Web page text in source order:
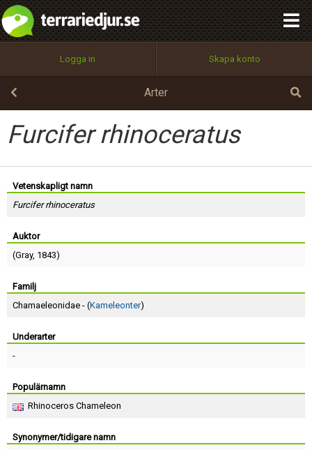
Logga in Skapa konto
Arter
Furcifer rhinoceratus
Vetenskapligt namn
Furcifer rhinoceratus
Auktor
(Gray, 1843)
Familj
Chamaeleonidae - (Kameleonter)
Underarter
-
Populärnamn
Rhinoceros Chameleon
Synonymer/tidigare namn
Utför
100%
OK
integritetspolicy
Namn:
Epost:
Lösenord:
Terms of Service
Skapa konto
Begär nytt lösenord
Tillbaka till förstasidan